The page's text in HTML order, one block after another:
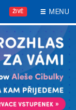
ŽIVĚ MENU